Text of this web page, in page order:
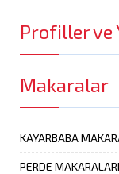
Profiller ve
Makaralar
KAYARBABA
PERDE MAKARALARI